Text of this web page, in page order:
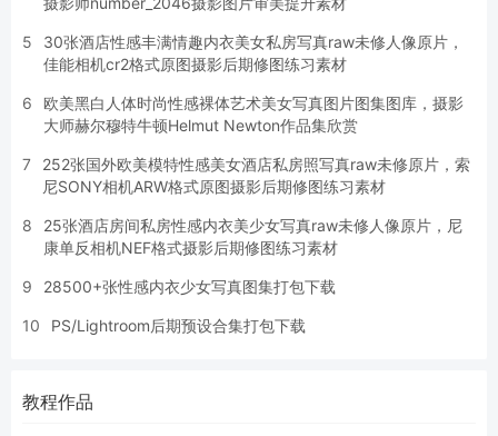
5
30张酒店性感丰满情趣内衣美女私房写真raw未修人像原片，
佳能相机cr2格式原图摄影后期修图练习素材
6
欧美黑白人体时尚性感裸体艺术美女写真图片图集图库，摄影
大师赫尔穆特牛顿Helmut Newton作品集欣赏
7
252张国外欧美模特性感美女酒店私房照写真raw未修原片，索
尼SONY相机ARW格式原图摄影后期修图练习素材
8
25张酒店房间私房性感内衣美少女写真raw未修人像原片，尼
康单反相机NEF格式摄影后期修图练习素材
9 28500+张性感内衣少女写真图集打包下载
10 PS/Lightroom后期预设合集打包下载
教程作品